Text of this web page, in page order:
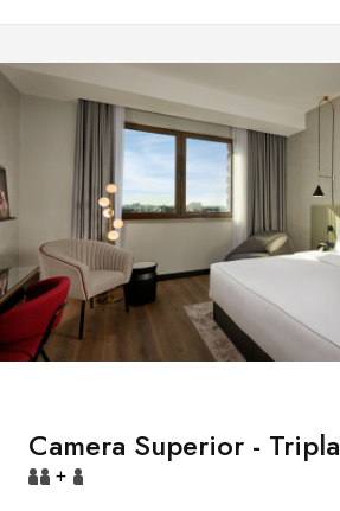
Camera Superior - Tripla
+